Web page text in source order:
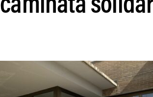
caminata